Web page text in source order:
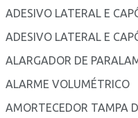
ADESIVO LATERAL E
ADESIVO LATERAL E
ALARGADOR DE
ALARME VOLUMÉTRICO
AMORTECEDOR TAMPA